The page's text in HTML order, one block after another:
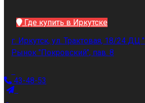
Где купить в Иркутске
г. Иркутск, ул. Трактовая, 18/24
Рынок "Покровский", пав. 8
43-48-53